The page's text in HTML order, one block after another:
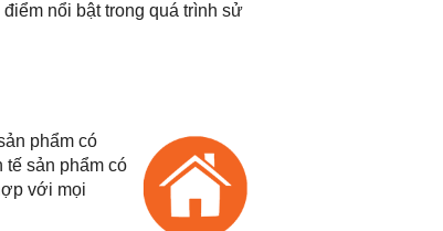
nổi bật trong quá trình sử
phẩm có
sản phẩm có
với mọi